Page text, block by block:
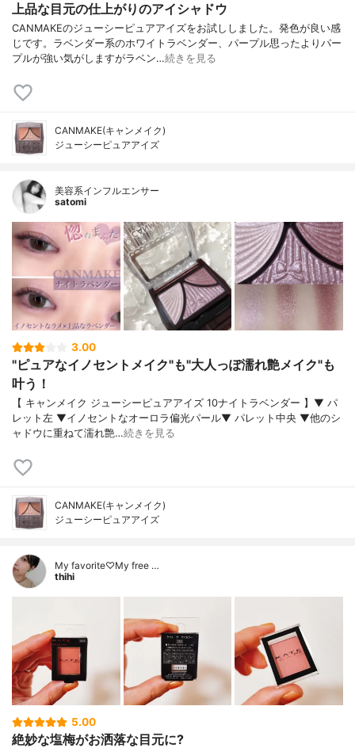
上品な目元の仕上がりのアイシャドウ
CANMAKEのジューシーピュアアイズをお試ししました。発色が良い感
じです。ラベンダー系のホワイトラベンダー、パープル思ったよりパー
プルが強い気がしますがラベン…続きを見る
CANMAKE(キャンメイク)
ジューシーピュアアイズ
美容系インフルエンサー
satomi
3.00
"ピュアなイノセントメイク"も"大人っぽ濡れ艶メイク"も
叶う！
【 キャンメイク ジューシーピュアアイズ 10ナイトラベンダー 】▼ パ
レット左 ▼イノセントなオーロラ偏光パール▼ パレット中央 ▼他のシ
ャドウに重ねて濡れ艶…続きを見る
CANMAKE(キャンメイク)
ジューシーピュアアイズ
My favorite♡My free …
thihi
5.00
絶妙な塩梅がお洒落な目元に?